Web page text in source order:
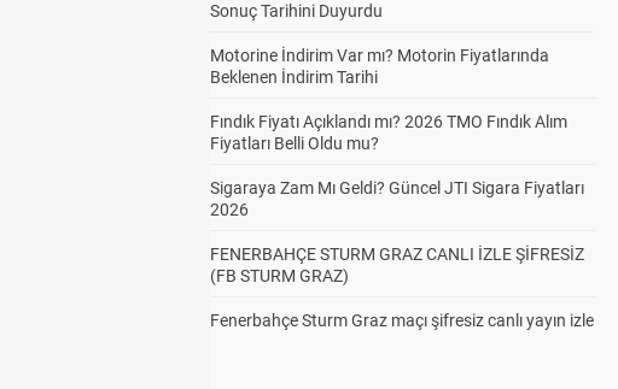
Sonuç Tarihini Duyurdu
Motorine İndirim Var mı? Motorin Fiyatlarında
Beklenen İndirim Tarihi
Fındık Fiyatı Açıklandı mı? 2026 TMO Fındık Alım
Fiyatları Belli Oldu mu?
Sigaraya Zam Mı Geldi? Güncel JTI Sigara Fiyatları
2026
FENERBAHÇE STURM GRAZ CANLI İZLE ŞİFRESİZ
(FB STURM GRAZ)
Fenerbahçe Sturm Graz maçı şifresiz canlı yayın izle